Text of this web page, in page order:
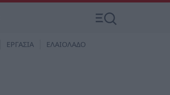
ΕΡΓΑΣΙΑ ΕΛΑΙΟΛΑΔΟ